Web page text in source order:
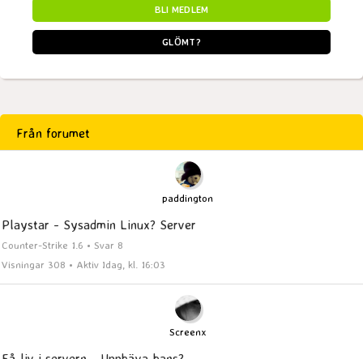
BLI MEDLEM
GLÖMT?
Från forumet
paddington
Playstar - Sysadmin Linux? Server
Counter-Strike 1.6 • Svar 8
Visningar 308 • Aktiv Idag, kl. 16:03
Screenx